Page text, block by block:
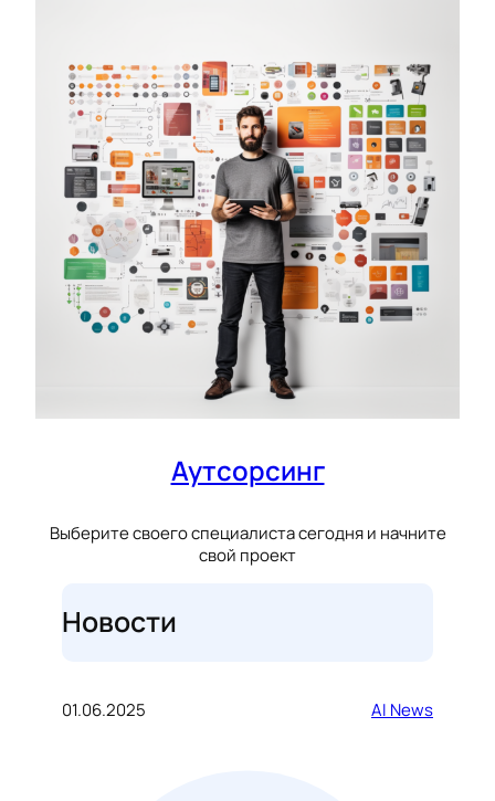
Аутсорсинг
Выберите своего специалиста сегодня и начните
свой проект
Новости
01.06.2025 AI News